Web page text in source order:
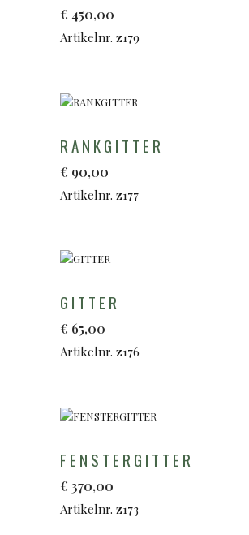
€ 450,00
Artikelnr. z179
RANKGITTER
€ 90,00
Artikelnr. z177
GITTER
€ 65,00
Artikelnr. z176
FENSTERGITTER
€ 370,00
Artikelnr. z173